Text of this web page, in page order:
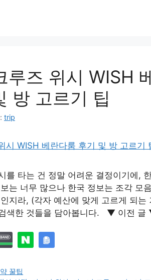
루즈 위시 WISH
방 고르기 팁
trip
를 타는 건 정말 어려운 결정이기에,
는 너무 많으나 한국 정보는 조각 모
지라, (각자 예산에 맞게 고르게 되
색한 것들을 담아봅니다. ▼ 이전
꿀팁